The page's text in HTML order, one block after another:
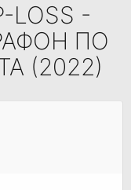
-
ПО
(2022)